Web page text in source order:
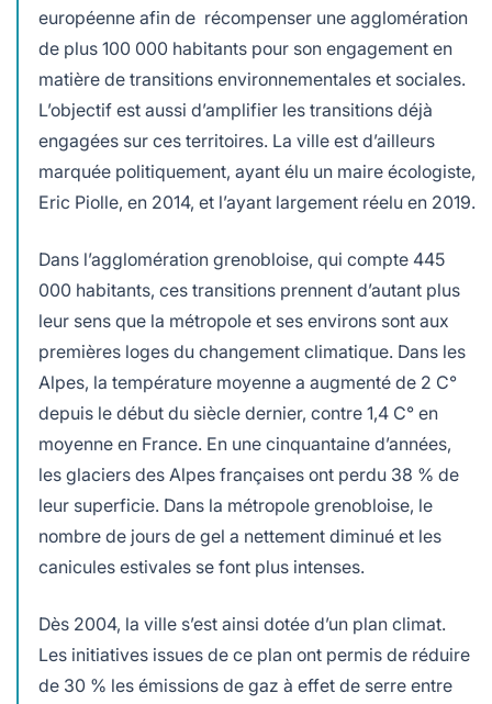
européenne afin de récompenser une agglomération
de plus 100 000 habitants pour son engagement en
matière de transitions environnementales et sociales.
L’objectif est aussi d’amplifier les transitions déjà
engagées sur ces territoires. La ville est d’ailleurs
marquée politiquement, ayant élu un maire écologiste,
Eric Piolle, en 2014, et l’ayant largement réelu en 2019.
Dans l’agglomération grenobloise, qui compte 445
000 habitants, ces transitions prennent d’autant plus
leur sens que la métropole et ses environs sont aux
premières loges du changement climatique. Dans les
Alpes, la température moyenne a augmenté de 2 C°
depuis le début du siècle dernier, contre 1,4 C° en
moyenne en France. En une cinquantaine d’années,
les glaciers des Alpes françaises ont perdu 38 % de
leur superficie. Dans la métropole grenobloise, le
nombre de jours de gel a nettement diminué et les
canicules estivales se font plus intenses.
Dès 2004, la ville s’est ainsi dotée d’un plan climat.
Les initiatives issues de ce plan ont permis de réduire
de 30 % les émissions de gaz à effet de serre entre